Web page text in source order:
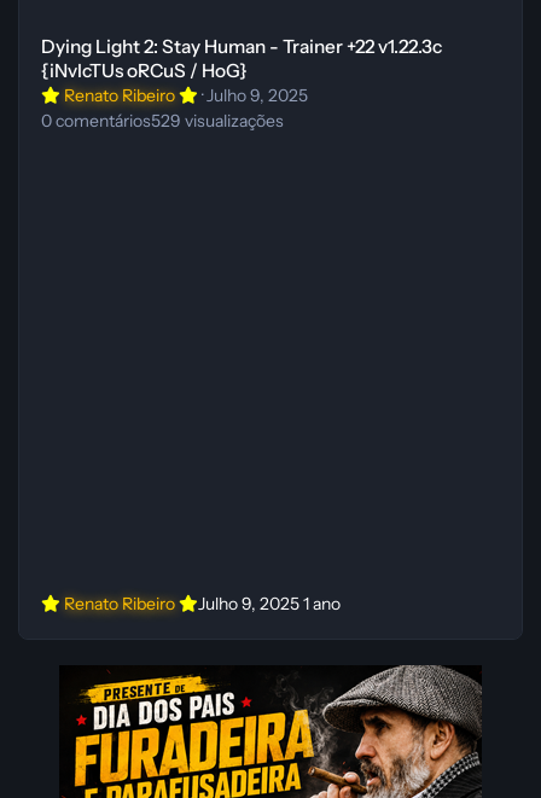
Dying Light 2: Stay Human - Trainer +22 v1.22.3c
{iNvIcTUs oRCuS / HoG}
Renato Ribeiro ·Julho 9, 2025
0comentários529 visualizações
Renato Ribeiro Julho 9, 20251 ano